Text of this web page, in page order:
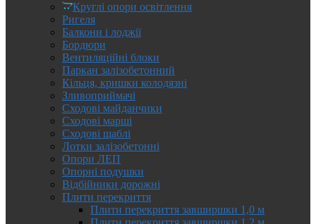
Круглі опори освітлення
Ригеля
Балкони і лоджії
Бордюри
Вентиляційні блоки
Паркан залізобетонний
Кільця, кришки колодязні
Зливоприймачі
Сходові майданчики
Сходові марші
Сходові щаблі
Лотки залізобетонні
Опори ЛЕП
Опорні подушки
Відбійники дорожні
Плити перекриття
Плити перекриття завширшки 1,0 м